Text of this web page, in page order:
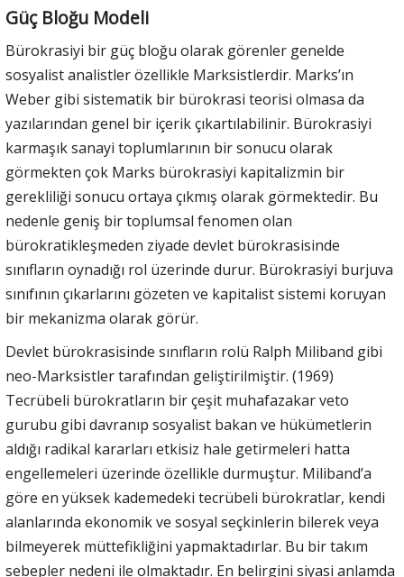
Güç Bloğu Modeli
Bürokrasiyi bir güç bloğu olarak görenler genelde
sosyalist analistler özellikle Marksistlerdir. Marks’ın
Weber gibi sistematik bir bürokrasi teorisi olmasa da
yazılarından genel bir içerik çıkartılabilinir. Bürokrasiyi
karmaşık sanayi toplumlarının bir sonucu olarak
görmekten çok Marks bürokrasiyi kapitalizmin bir
gerekliliği sonucu ortaya çıkmış olarak görmektedir. Bu
nedenle geniş bir toplumsal fenomen olan
bürokratikleşmeden ziyade devlet bürokrasisinde
sınıfların oynadığı rol üzerinde durur. Bürokrasiyi burjuva
sınıfının çıkarlarını gözeten ve kapitalist sistemi koruyan
bir mekanizma olarak görür.
Devlet bürokrasisinde sınıfların rolü Ralph Miliband gibi
neo-Marksistler tarafından geliştirilmiştir. (1969)
Tecrübeli bürokratların bir çeşit muhafazakar veto
gurubu gibi davranıp sosyalist bakan ve hükümetlerin
aldığı radikal kararları etkisiz hale getirmeleri hatta
engellemeleri üzerinde özellikle durmuştur. Miliband’a
göre en yüksek kademedeki tecrübeli bürokratlar, kendi
alanlarında ekonomik ve sosyal seçkinlerin bilerek veya
bilmeyerek müttefikliğini yapmaktadırlar. Bu bir takım
sebepler nedeni ile olmaktadır. En belirgini siyasi anlamda